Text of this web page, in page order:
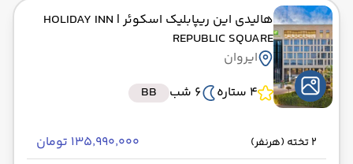
هالیدی این ریپابلیک اسکوئر | HOLIDAY INN
REPUBLIC SQUARE
ایروان
4 ستاره
6 شب BB
2 تخته (هرنفر) ۱۳۵٬۹۹۰٬۰۰۰ تومان